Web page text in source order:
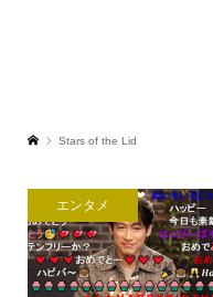
Stars of the Lid
エンタメ